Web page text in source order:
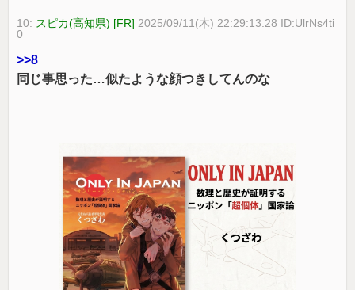
10: スピカ(高知県) [FR] 2025/09/11(木) 22:29:13.28 ID:UlrNs4ti
0
>>8
同じ事思った…似たような顔つきしてんのな